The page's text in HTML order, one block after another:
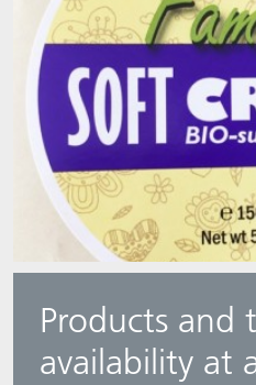
Products and
availability at
FoodClass
FoodSafe
MotionCoat
PakSafe
PROVALIN
WESSCO